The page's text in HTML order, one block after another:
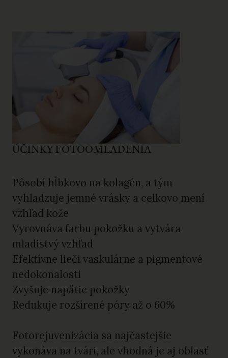
ÚČINKY FOTOOMLADENIA
Pôsobí hĺbkovo na kolagén, a tým
vyhladzuje jemné vrásky a celkovo mení
vzhľad kože
Vyrovnáva farbu pokožku a vytvára
mladistvý vzhľad
Efektívne lieči vaskulárne a pigmentové
nedokonalosti
Zvyšuje napätie pokožky
Redukuje rozšírené póry až o 60%
Fotorejuvenizácia sa najčastejšie
vykonáva na tvári, ale vhodná je aj oblasť